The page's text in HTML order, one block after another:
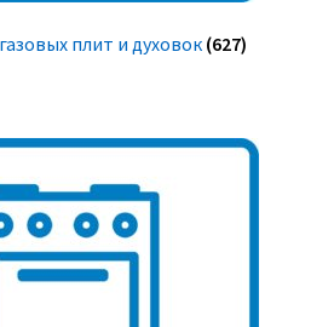
плит и духовок (627)